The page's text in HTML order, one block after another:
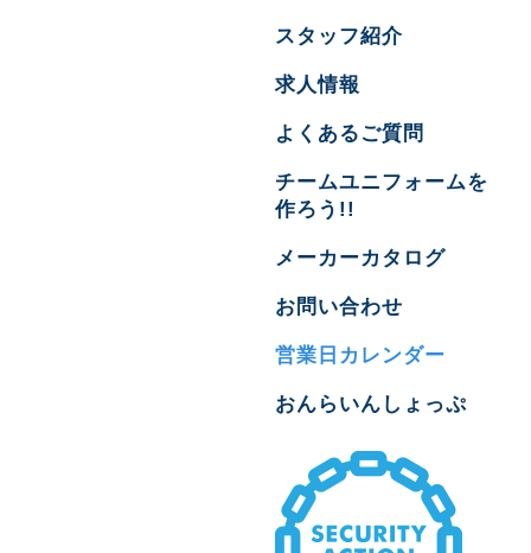
スタッフ紹介
求人情報
よくあるご質問
チームユニフォームを
作ろう!!
メーカーカタログ
お問い合わせ
営業日カレンダー
おんらいんしょっぷ